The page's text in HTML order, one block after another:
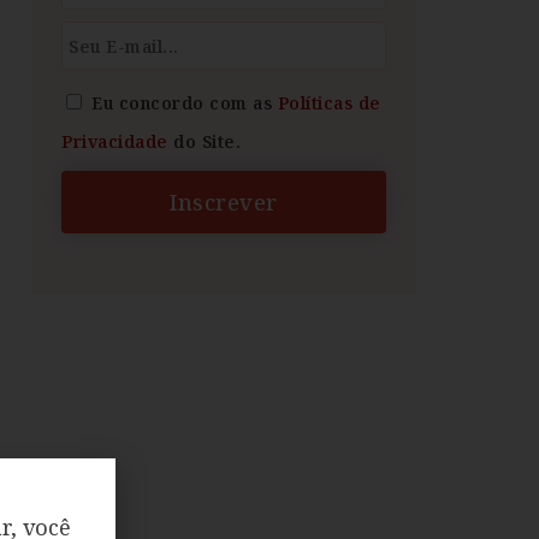
Eu concordo com as Políticas de
Privacidade do Site.
Inscrever
você